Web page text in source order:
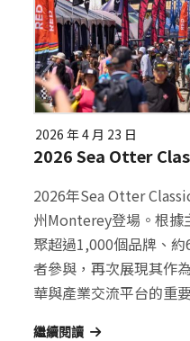
2026 年 4 月 23 日
2026 Sea Otter
2026年Sea Otter
州Monterey登場。根據
聚超過1,000個品牌、
者參與，再次展現其作
華與產業交流平台的重
繼續閱讀